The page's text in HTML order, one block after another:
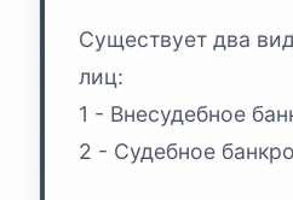
Существует два
лиц:
1 - Внесудебное
2 - Судебное